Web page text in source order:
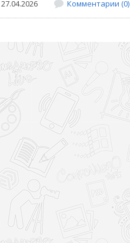
27.04.2026 Комментарии (0)